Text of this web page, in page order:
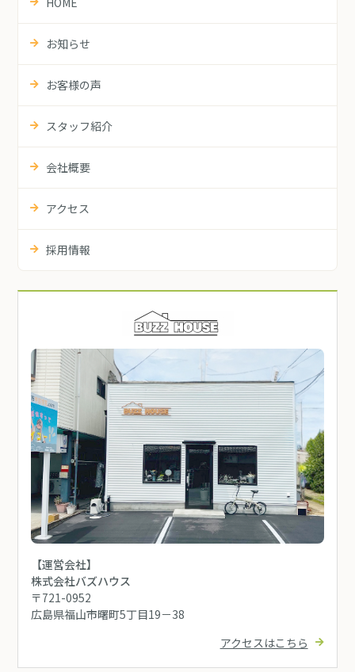
お知らせ
お客様の声
スタッフ紹介
会社概要
アクセス
採用情報
【運営会社】
株式会社バズハウス
〒721-0952
広島県福山市曙町5丁目19－38
アクセスはこちら